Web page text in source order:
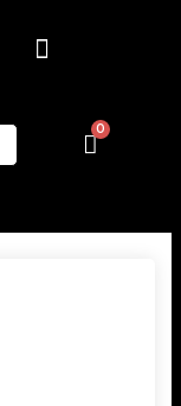
Menú
0